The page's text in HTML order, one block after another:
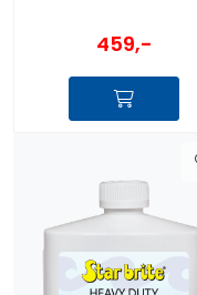
459,-